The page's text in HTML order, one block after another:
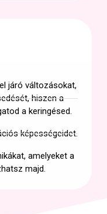
járó változásokat,
hiszen a
a keringésed.
képességeidet.
amelyeket a
majd.